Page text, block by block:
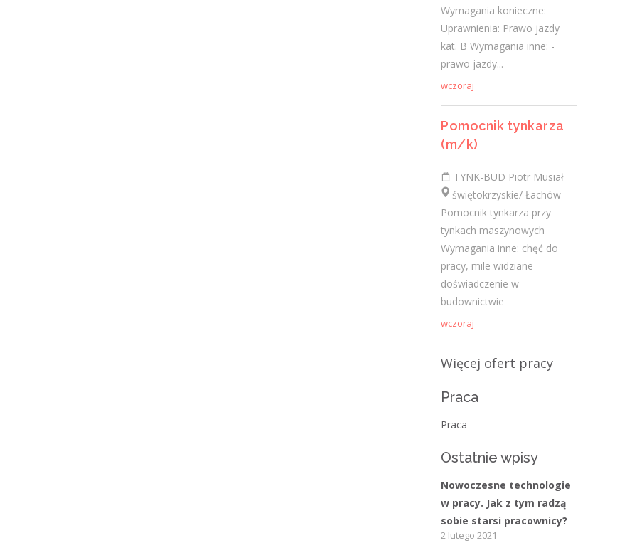
brakuje wykwalifikowanych murarzy
12 grudnia 2020
Dobry lider, czyli jaki?
10 listopada 2020
Mobilny, elastyczny i nastawiony na
rozwój – czy to ideał pracownika?
19 października 2020
Najnowsze komentarze
- Obcokrajowcy w
świętokrzyskim
-Obcokrajowcy w
świętokrzyskim
-Aktywizacja zawodowa osób
niepełnosprawnych w świętokrzyskim
niepełnosprawnych w świętokrzyskim
województwie świętokrzyskim
Kategorie
Bieżące informacje
Struktura zatrudnienia
Wymagania konieczne:
Uprawnienia: Prawo jazdy
kat. B Wymagania inne: -
prawo jazdy...
wczoraj
Pomocnik tynkarza
(m/k)
TYNK-BUD Piotr Musiał
świętokrzyskie/ Łachów
Pomocnik tynkarza przy
tynkach maszynowych
Wymagania inne: chęć do
pracy, mile widziane
doświadczenie w
budownictwie
wczoraj
Więcej ofert pracy
Praca
Praca
Ostatnie wpisy
Nowoczesne technologie
w pracy. Jak z tym radzą
sobie starsi pracownicy?
2 lutego 2021